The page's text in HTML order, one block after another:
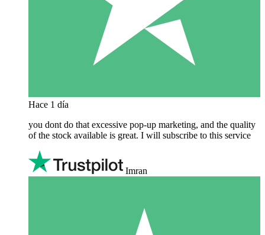
Hace 1 día
you dont do that excessive pop-up marketing, and the quality
of the stock available is great. I will subscribe to this service
Imran